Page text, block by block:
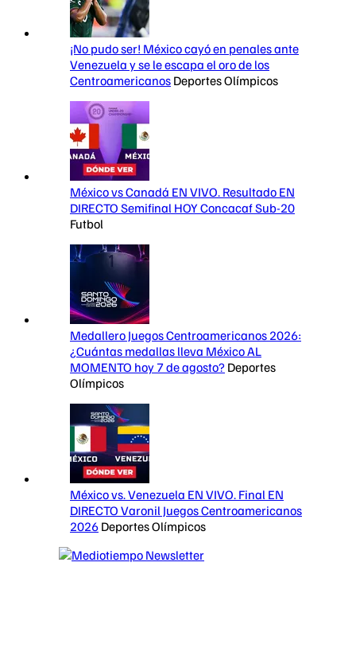
¡No pudo ser! México cayó en penales ante
Venezuela y se le escapa el oro de los
Centroamericanos Deportes Olímpicos
México vs Canadá EN VIVO. Resultado EN
DIRECTO Semifinal HOY Concacaf Sub-20
Futbol
Medallero Juegos Centroamericanos 2026:
¿Cuántas medallas lleva México AL
MOMENTO hoy 7 de agosto? Deportes
Olímpicos
México vs. Venezuela EN VIVO. Final EN
DIRECTO Varonil Juegos Centroamericanos
2026 Deportes Olímpicos